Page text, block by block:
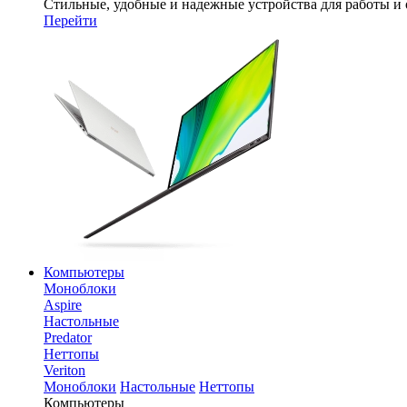
Стильные, удобные и надежные устройства для работы и
Перейти
Компьютеры
Моноблоки
Aspire
Настольные
Predator
Неттопы
Veriton
Моноблоки Настольные Неттопы
Компьютеры